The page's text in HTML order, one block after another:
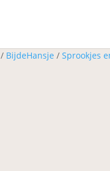
/ BijdeHansje / Sprookjes